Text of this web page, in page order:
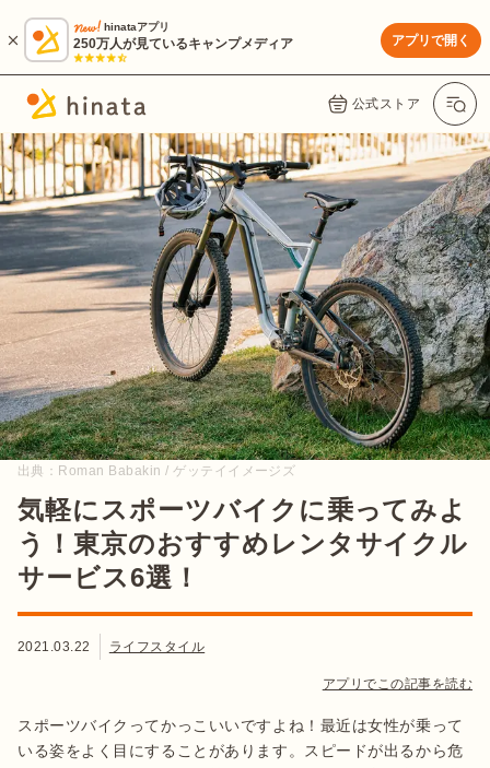
hinataアプリ
250万人が見ているキャンプメディア アプリで開く
公式ストア
出典： Roman Babakin / ゲッテイイメージズ
気軽にスポーツバイクに乗ってみよ
う！東京のおすすめレンタサイクル
サービス6選！
2021.03.22 ライフスタイル
アプリでこの記事を読む
スポーツバイクってかっこいいですよね！最近は女性が乗って
いる姿をよく目にすることがあります。スピードが出るから危